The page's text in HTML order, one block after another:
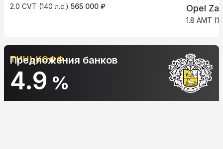
2.0 CVT (140 л.с.) 565 000 ₽ Opel
1.8 AMT
%
АЛЬФА-
Предложения банков